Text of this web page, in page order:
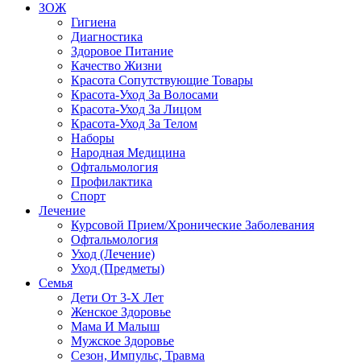
ЗОЖ
Гигиена
Диагностика
Здоровое Питание
Качество Жизни
Красота Сопутствующие Товары
Красота-Уход За Волосами
Красота-Уход За Лицом
Красота-Уход За Телом
Наборы
Народная Медицина
Офтальмология
Профилактика
Спорт
Лечение
Курсовой Прием/Хронические Заболевания
Офтальмология
Уход (Лечение)
Уход (Предметы)
Семья
Дети От 3-Х Лет
Женское Здоровье
Мама И Малыш
Мужское Здоровье
Сезон, Импульс, Травма